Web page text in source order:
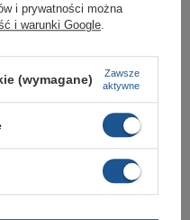
pytania?
i prywatności można
i warunki Google
(wymagane)
Zawsze
aktywne